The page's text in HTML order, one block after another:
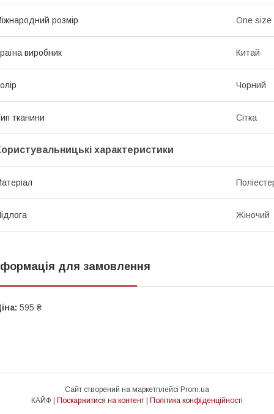
розмір One size
виробник Китай
Чорний
тканини Сітка
характеристики
Жіночий
для замовлення
595 ₴
Сайт створений на маркетплейсі Prom.ua
КАЙФ | Поскаржитися на контент | Політика конфіденційності